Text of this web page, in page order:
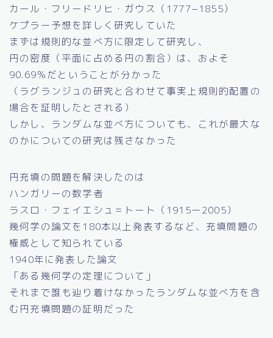
カール・フリードリヒ・ガウス（1777−1855）
ケプラー予想を詳しく研究していた
まずは規則的な並べ方に限定して研究し、
円の密度（平面に占める円の割合）は、およそ
90.69％だということが分かった
（ラグランジュの研究と合わせて事実上規則的配置の
場合を証明したとされる）
しかし、ランダムな並べ方についても、これが最大な
のかについての研究は残さなかった
円充填の問題を解決したのは
ハンガリーの数学者
ラスロ・フェイエシュ＝トート（1915ー2005）
幾何学の論文を180本以上発表するなど、充填問題の
権威として知られている
1940年に発表した論文
「ある幾何学の定理について」
それまで誰も辿り着けなかったランダムな並べ方を含
む円充填問題の証明だった